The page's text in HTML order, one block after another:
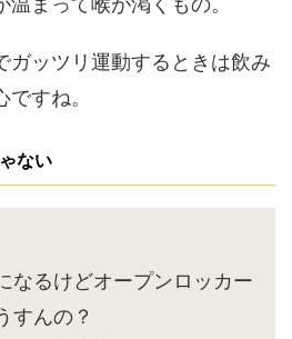
ガッツリ運動するときは飲み
すね。
ない
なるけどオープンロッカー
すんの？